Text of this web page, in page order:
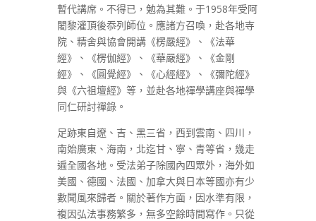
暫代講席。不得已，勉為其難。于1958年受阿
闍黎灌頂後忝列師位。應諸方召喚，赴各地寺
院、精舍與協會開講《楞嚴經》、《法華
經》、《楞伽經》、《華嚴經》、《金剛
經》、《圓覺經》、《心經經》、《彌陀經》
與《六祖壇經》等，並赴各地禪學講座與禪學
同仁研討禪錄。
足跡東自遼、吉、黑三省，西到雲南、四川，
南始廣東、海南，北迄甘、寧、青等省，幾走
遍全國各地。受法弟子除國內四眾外，海外如
美國、德國、法國、加拿大與日本等國亦有少
數聞風來歸者。關於著作方面，因水準有限，
複因弘法事務繁多，無多空餘時間寫作。只從